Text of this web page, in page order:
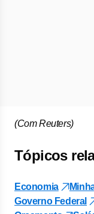
(Com Reuters)
Tópicos
Economia
Governo Federal